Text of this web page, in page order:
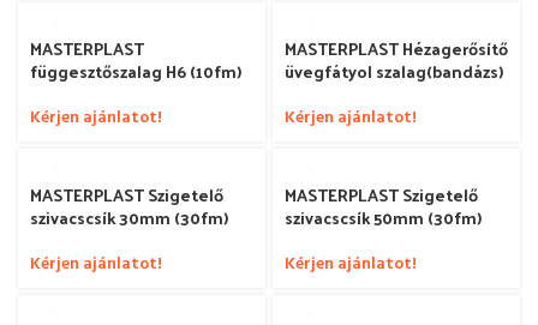
MASTERPLAST
függesztőszalag H6 (10fm)
Kérjen ajánlatot!
MASTERPLAST Hézagerősítő
üvegfátyol szalag(bandázs)
Kérjen ajánlatot!
MASTERPLAST Szigetelő
szivacscsík 30mm (30fm)
Kérjen ajánlatot!
MASTERPLAST Szigetelő
szivacscsík 50mm (30fm)
Kérjen ajánlatot!